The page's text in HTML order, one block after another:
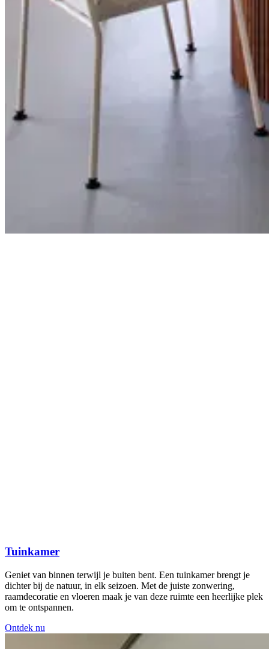
Tuinkamer
Geniet van binnen terwijl je buiten bent. Een tuinkamer brengt je
dichter bij de natuur, in elk seizoen. Met de juiste zonwering,
raamdecoratie en vloeren maak je van deze ruimte een heerlijke plek
om te ontspannen.
Ontdek nu